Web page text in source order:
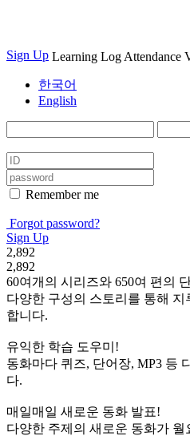
Sign Up Learning Log Attendance
한국어
English
Remember me
Forgot password?
Sign Up
2,892
2,892
60여개의 시리즈와 650여 편의
다양한 구성의 스토리를 통해
합니다.
유익한 학습 도우미!
동화마다 퀴즈, 단어장, MP3 등
다.
매일매일 새로운 동화 발표!
다양한 주제의 새로운 동화가 월